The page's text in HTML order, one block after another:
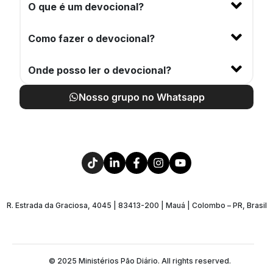
O que é um devocional?
Como fazer o devocional?
Onde posso ler o devocional?
Nosso grupo no Whatsapp
R. Estrada da Graciosa, 4045 | 83413-200 | Mauá | Colombo – PR, Brasil
© 2025 Ministérios Pão Diário. All rights reserved.